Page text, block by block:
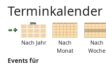
Terminkalender
Nach Jahr
Nach
Monat
Nach
Woche
Events für